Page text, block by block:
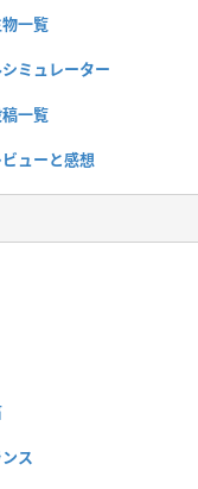
一覧
ミュレーター
一覧
ューと感想
ス